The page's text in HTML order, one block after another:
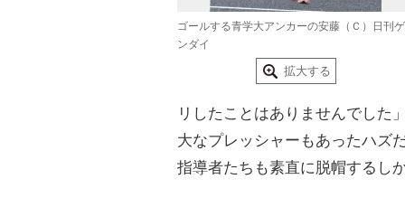
ゴールする青学大アンカーの安藤（Ｃ）日刊ゲ
ンダイ
拡大する
リしたことはありませんでした
大なプレッシャーもあったハズ
指導者たちも素直に脱帽するし